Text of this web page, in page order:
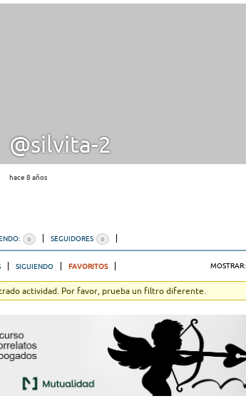
@silvita-2
hace 8 años
0 SEGUIDORES 0
SIGUIENDO FAVORITOS MOSTRAR:
actividad. Por favor, prueba un filtro diferente.